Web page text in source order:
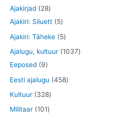
o
t
Ajakirjad 282
8
t
t
Ajakiri: Siluett 55
t
o
Ajakiri: Täheke 55
t
o
Ajalugu, kultuur 10371
Eeposed 99
t
o
Eesti ajalugu 4584
Kultuur 3283
2
Militaar 1011